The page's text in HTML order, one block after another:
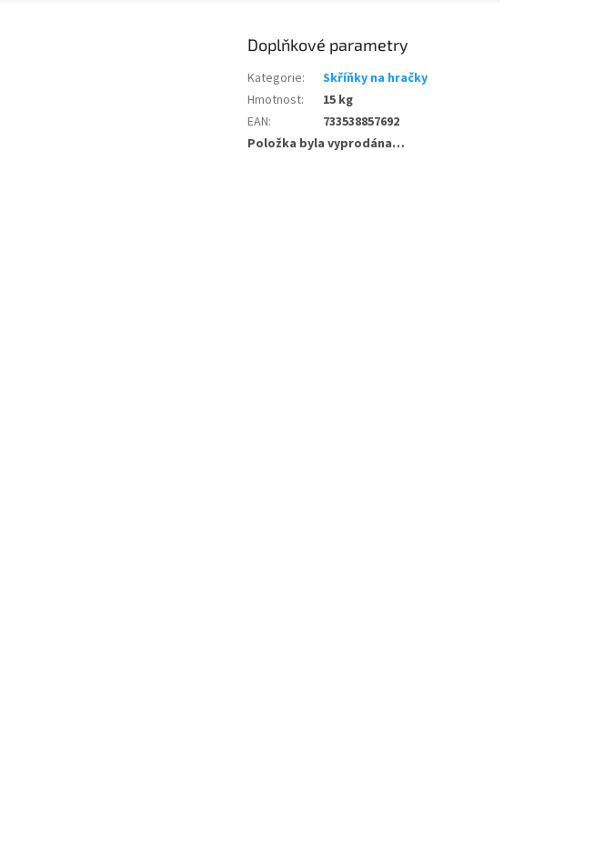
Doplňkové parametry
Kategorie:
Skříňky na hračky
Hmotnost:
15 kg
EAN:
733538857692
Položka byla vyprodána…